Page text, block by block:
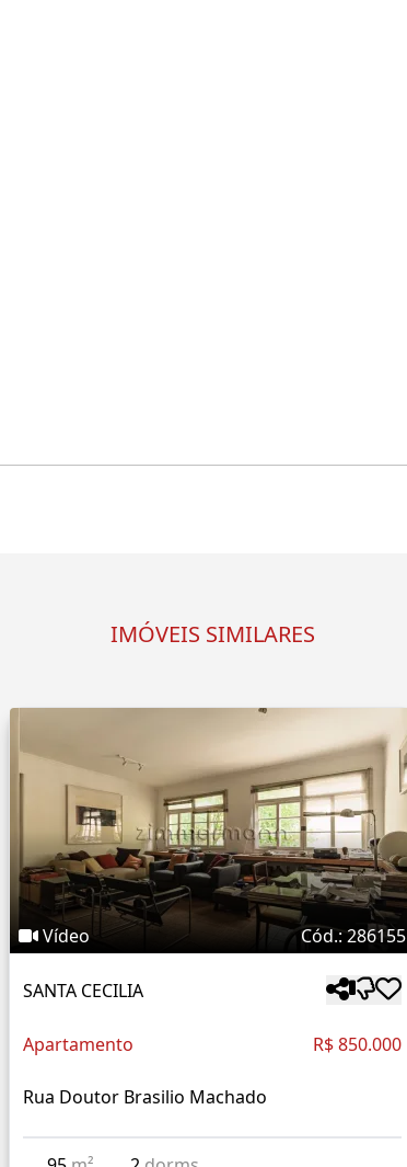
IMÓVEIS SIMILARES
Vídeo Cód.: 286155
SANTA CECILIA
Apartamento R$ 850.000
Rua Doutor Brasilio Machado